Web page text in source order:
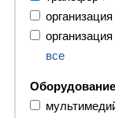
все
Оборудование